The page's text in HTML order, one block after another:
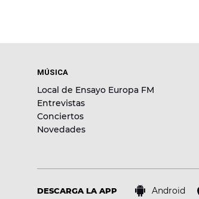
MÚSICA
Local de Ensayo Europa FM
Entrevistas
Conciertos
Novedades
DESCARGA LA APP Android